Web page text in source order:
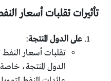
تأثيرات تقلبات أسعار
على الدول المنتجة:
تقلبات أسعار
الدول المنتجة،